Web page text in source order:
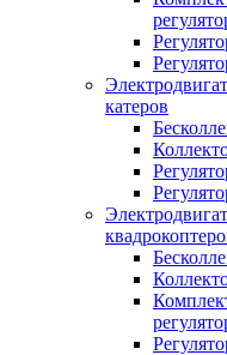
катеров